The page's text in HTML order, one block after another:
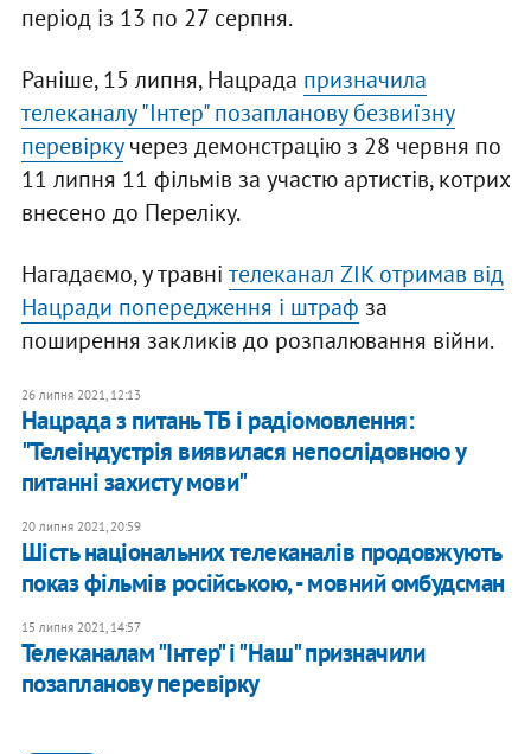
період із 13 по 27 серпня.
Раніше, 15 липня, Нацрада призначила
телеканалу "Інтер" позапланову безвиїзну
перевіркучерез демонстрацію з 28 червня по
11 липня 11 фільмів за участю артистів, котрих
внесено до Переліку.
Нагадаємо, у травні телеканал ZIK отримав від
Нацради попередження і штраф за
поширення закликів до розпалювання війни.
26 липня 2021, 12:13
Нацрада з питань ТБ і радіомовлення:
"Телеіндустрія виявилася непослідовною у
питанні захисту мови"
20 липня 2021, 20:59
Шість національних телеканалів продовжують
показ фільмів російською, - мовний омбудсман
15 липня 2021, 14:57
Телеканалам "Інтер" і "Наш" призначили
позапланову перевірку